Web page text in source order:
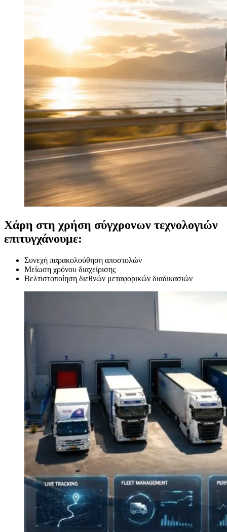
Χάρη στη χρήση σύγχρονων τεχνολογιών
επιτυγχάνουμε:
Συνεχή παρακολούθηση αποστολών
Μείωση χρόνου διαχείρισης
Βελτιστοποίηση διεθνών μεταφορικών διαδικασιών